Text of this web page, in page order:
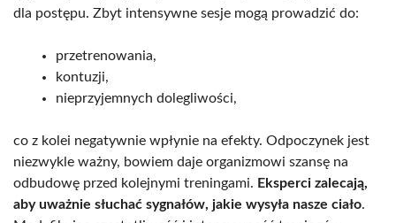
dla postępu. Zbyt intensywne sesje mogą prowadzić do:
przetrenowania,
kontuzji,
nieprzyjemnych dolegliwości,
co z kolei negatywnie wpłynie na efekty. Odpoczynek jest
niezwykle ważny, bowiem daje organizmowi szansę na
odbudowę przed kolejnymi treningami. Eksperci zalecają,
aby uważnie słuchać sygnałów, jakie wysyła nasze ciało.